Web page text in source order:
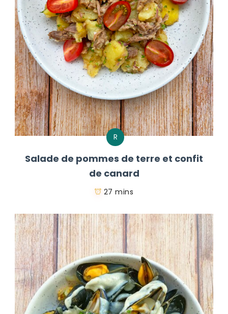
R
Salade de pommes de terre et confit
de canard
27 mins